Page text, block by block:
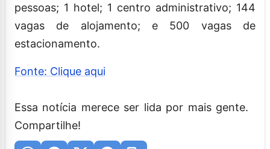
pessoas; 1 hotel; 1 centro administrativo; 144
vagas de alojamento; e 500 vagas de
estacionamento.
Fonte: Clique aqui
Essa notícia merece ser lida por mais gente.
Compartilhe!